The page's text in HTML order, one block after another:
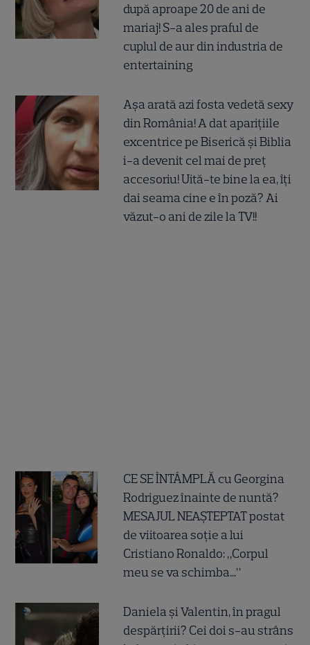
după aproape 20 de ani de
mariaj! S-a ales praful de
cuplul de aur din industria de
entertaining
Așa arată azi fosta vedetă sexy
din România! A dat aparițiile
excentrice pe Biserică și Biblia
i-a devenit cel mai de preț
accesoriu! Uită-te bine la ea, îți
dai seama cine e în poză? Ai
văzut-o ani de zile la TV!!
CE SE ÎNTÂMPLĂ cu Georgina
Rodriguez înainte de nuntă?
MESAJUL NEAȘTEPTAT postat
de viitoarea soție a lui
Cristiano Ronaldo: „Corpul
meu se va schimba...”
Daniela și Valentin, în pragul
despărțirii? Cei doi s-au strâns